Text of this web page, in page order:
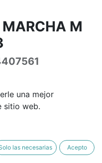
MARCHA M
COMPRAR AHORA
una mejor
sitio web.
las necesarias Acepto